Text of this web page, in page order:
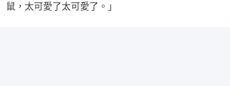
鼠，太可愛了太可愛了。」